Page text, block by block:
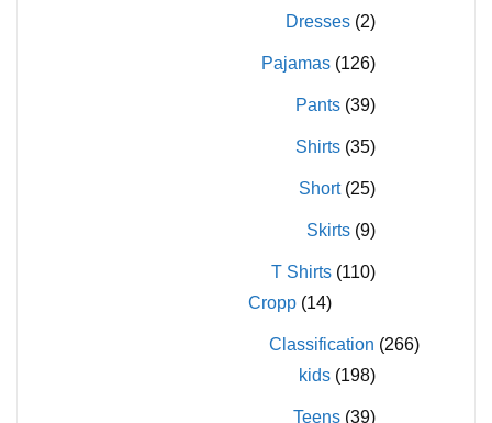
Dresses (2)
Pajamas (126)
Pants (39)
Shirts (35)
Short (25)
Skirts (9)
T Shirts (110)
Cropp (14)
Classification (266)
kids (198)
Teens (39)